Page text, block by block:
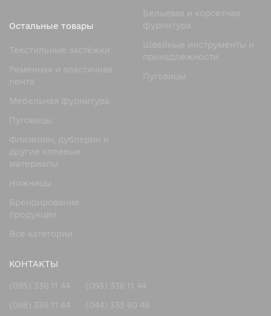
Бельевая и корсетная
фурнитура
Швейные инструменты и
принадлежности
Пуговицы
Остальные товары
Текстильные застёжки
Ременная и эластичная
лента
Мебельная фурнитура
Пуговицы
Флизелин, дублерин и
другие клеевые
материалы
Ножницы
Брендирование
продукции
Все категории
КОНТАКТЫ
(095) 336 11 44
(093) 336 11 44
(068) 336 11 44
(044) 333 60 46